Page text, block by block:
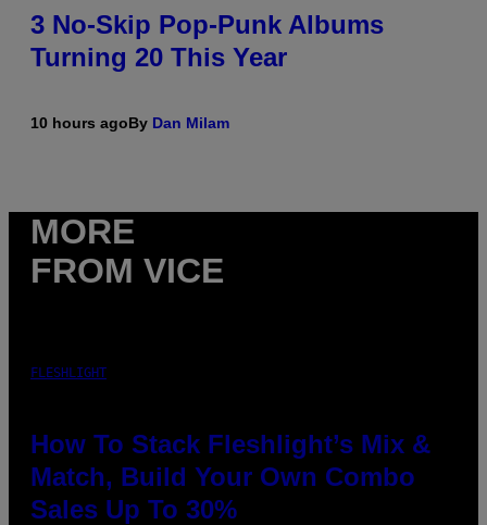
3 No-Skip Pop-Punk Albums
Turning 20 This Year
10 hours agoBy Dan Milam
MORE
FROM VICE
FLESHLIGHT
How To Stack Fleshlight’s Mix &
Match, Build Your Own Combo
Sales Up To 30%